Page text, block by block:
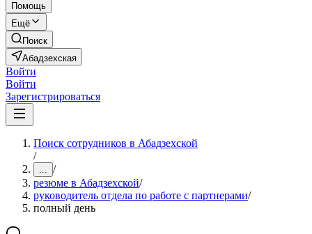
Помощь
Ещё
Поиск
Абадзехская
Войти
Войти
Зарегистрироваться
Поиск сотрудников в Абадзехской
/
... /
резюме в Абадзехской/
руководитель отдела по работе с партнерами/
полный день